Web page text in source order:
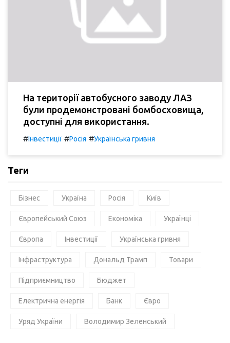
На території автобусного заводу ЛАЗ
були продемонстровані бомбосховища,
доступні для використання.
#Інвестиції #Росія #Українська гривня
Теги
Бізнес Україна Росія Київ
Європейський Союз Економіка Українці
Європа Інвестиції Українська гривня
Інфраструктура Дональд Трамп Товари
Підприємництво Бюджет
Електрична енергія Банк Євро
Уряд України Володимир Зеленський